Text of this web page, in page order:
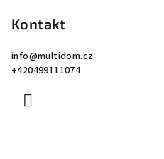
Kontakt
info@multidom.cz
+420499111074